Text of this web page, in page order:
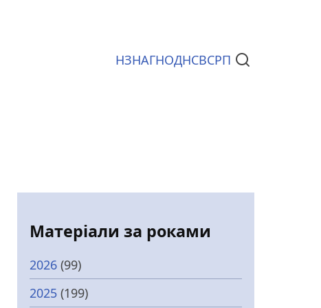
Документи
НЗНАГНОДНСВСРП
Матеріали за роками
2026 (99)
2025 (199)